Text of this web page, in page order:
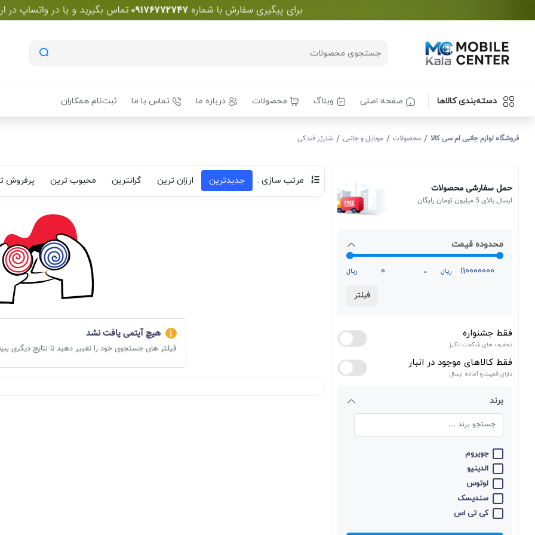
دسته‌بندی کالاها صفحه اصلی وبلاگ محصولات درباره ما تماس با ما ثبت‌نام همکاران
فروشگاه لوازم جانبی ام سی کالا / محصولات / موبایل و جانبی / شارژر فندکی
حمل سفارشی محصولات
ارسال بالای 5 میلیون تومان رایگان
محدوده قیمت
ریال - ریال
فیلتر
فقط جشنواره
تخفیف های شگفت انگیز
فقط کالاهای موجود در انبار
دارای قمیت و آماده ارسال
برند
جویروم
الدینیو
لوتوس
سندیسک
کی تی اس
مرتب سازی : جدیدترین ارزان ترین گرانترین محبوب ترین پرفروش
هیچ آیتمی یافت نشد
فیلتر های جستجوی خود را تغییر دهید تا نتایج دیگری